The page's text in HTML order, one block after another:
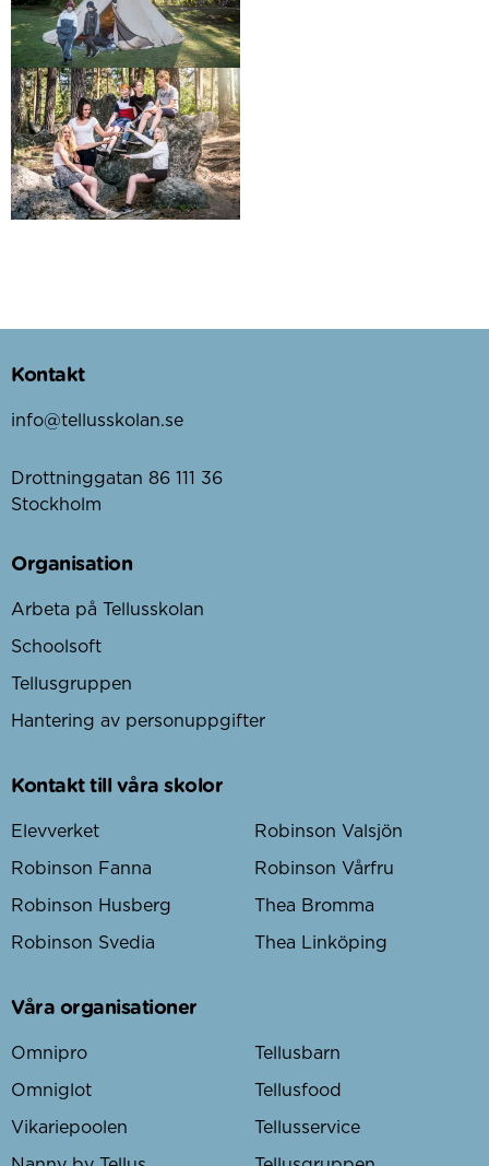
Kontakt
info@tellusskolan.se
Drottninggatan 86 111 36
Stockholm
Organisation
Arbeta på Tellusskolan
Schoolsoft
Tellusgruppen
Hantering av personuppgifter
Kontakt till våra skolor
Elevverket
Robinson Fanna
Robinson Husberg
Robinson Svedia
Robinson Valsjön
Robinson Vårfru
Thea Bromma
Thea Linköping
Våra organisationer
Omnipro
Omniglot
Vikariepoolen
Tellusbarn
Tellusfood
Tellusservice